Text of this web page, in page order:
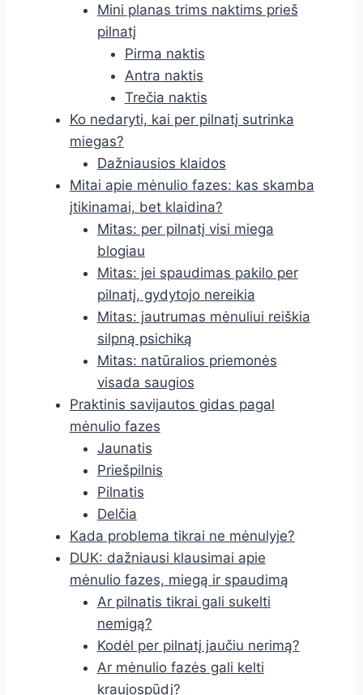
Mini planas trims naktims prieš
pilnatį
Pirma naktis
Antra naktis
Trečia naktis
Ko nedaryti, kai per pilnatį sutrinka
miegas?
Dažniausios klaidos
Mitai apie mėnulio fazes: kas skamba
įtikinamai, bet klaidina?
Mitas: per pilnatį visi miega
blogiau
Mitas: jei spaudimas pakilo per
pilnatį, gydytojo nereikia
Mitas: jautrumas mėnuliui reiškia
silpną psichiką
Mitas: natūralios priemonės
visada saugios
Praktinis savijautos gidas pagal
mėnulio fazes
Jaunatis
Priešpilnis
Pilnatis
Delčia
Kada problema tikrai ne mėnulyje?
DUK: dažniausi klausimai apie
mėnulio fazes, miegą ir spaudimą
Ar pilnatis tikrai gali sukelti
nemigą?
Kodėl per pilnatį jaučiu nerimą?
Ar mėnulio fazės gali kelti
kraujospūdį?